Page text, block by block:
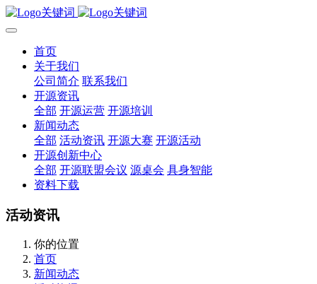
首页
关于我们
公司简介 联系我们
开源资讯
全部 开源运营 开源培训
新闻动态
全部 活动资讯 开源大赛 开源活动
开源创新中心
全部 开源联盟会议 源桌会 具身智能
资料下载
活动资讯
你的位置
首页
新闻动态